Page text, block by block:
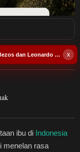
ibu di Indonesia
menelan rasa
x
Proyek US$3,6 Triliun Jeff Bezos dan Leonardo DiCaprio, Selamatkan 100 Spesies